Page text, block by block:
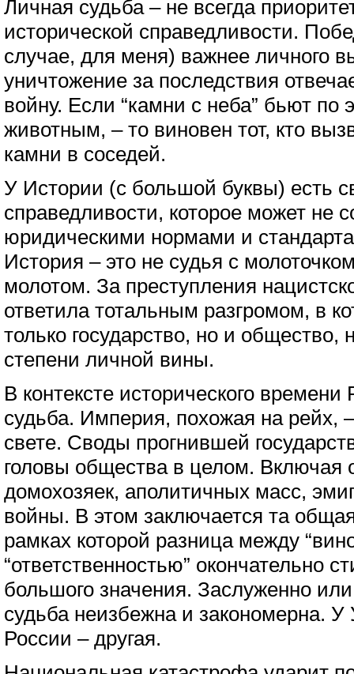
Личная судьба – не всегда
исторической справедливости.
случае, для меня) важнее личного
уничтожение за последствия
войну. Если “камни с неба” бьют по
животным, – то виновен тот, кто
камни в соседей.
У Истории (с большой буквы) есть
справедливости, которое может не
юридическими нормами и
История – это не судья с
молотом. За преступления
ответила тотальным разгромом, в
только государство, но и общество,
степени личной вины.
В контексте исторического
судьба. Империя, похожая на рейх,
свете. Своды прогнившей
головы общества в целом. Включая
домохозяек, аполитичных масс,
войны. В этом заключается та
рамках которой разница между
“ответственностью” окончательно
большого значения. Заслуженно
судьба неизбежна и закономерна.
России – другая.